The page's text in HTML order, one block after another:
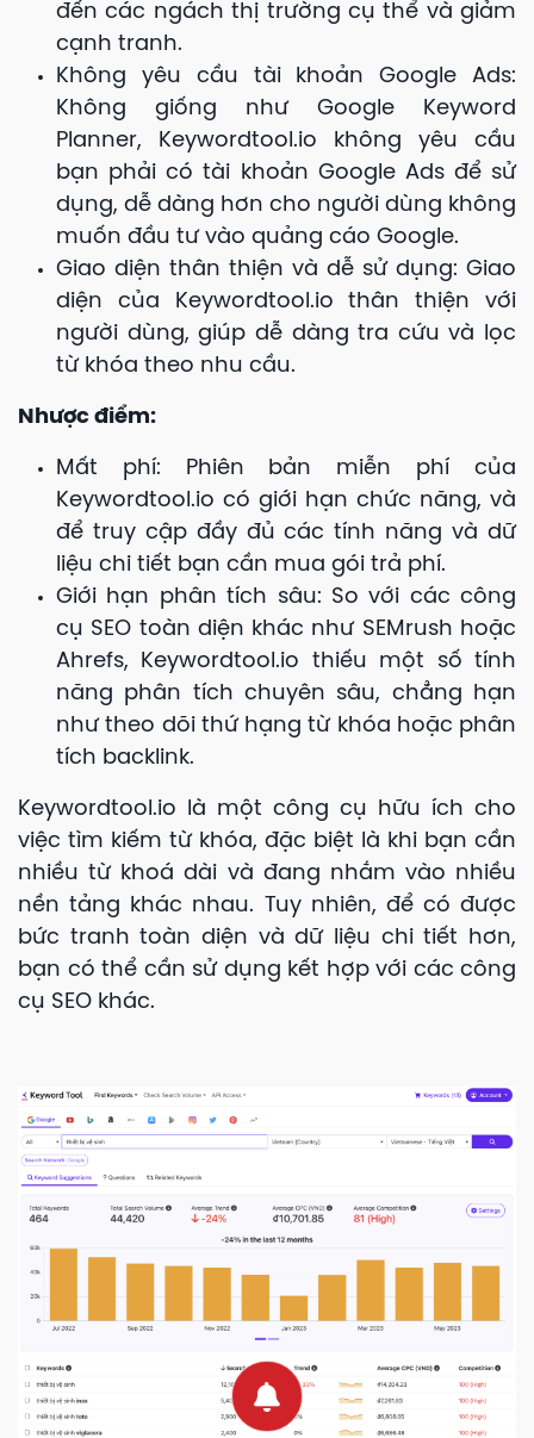
đến các ngách thị trường cụ thể và giảm
cạnh tranh.
Không yêu cầu tài khoản Google Ads:
Không giống như Google Keyword
Planner, Keywordtool.io không yêu cầu
bạn phải có tài khoản Google Ads để sử
dụng, dễ dàng hơn cho người dùng không
muốn đầu tư vào quảng cáo Google.
Giao diện thân thiện và dễ sử dụng: Giao
diện của Keywordtool.io thân thiện với
người dùng, giúp dễ dàng tra cứu và lọc
từ khóa theo nhu cầu.
Nhược điểm:
Mất phí: Phiên bản miễn phí của
Keywordtool.io có giới hạn chức năng, và
để truy cập đầy đủ các tính năng và dữ
liệu chi tiết bạn cần mua gói trả phí.
Giới hạn phân tích sâu: So với các công
cụ SEO toàn diện khác như SEMrush hoặc
Ahrefs, Keywordtool.io thiếu một số tính
năng phân tích chuyên sâu, chẳng hạn
như theo dõi thứ hạng từ khóa hoặc phân
tích backlink.
Keywordtool.io là một công cụ hữu ích cho
việc tìm kiếm từ khóa, đặc biệt là khi bạn cần
nhiều từ khoá dài và đang nhắm vào nhiều
nền tảng khác nhau. Tuy nhiên, để có được
bức tranh toàn diện và dữ liệu chi tiết hơn,
bạn có thể cần sử dụng kết hợp với các công
cụ SEO khác.